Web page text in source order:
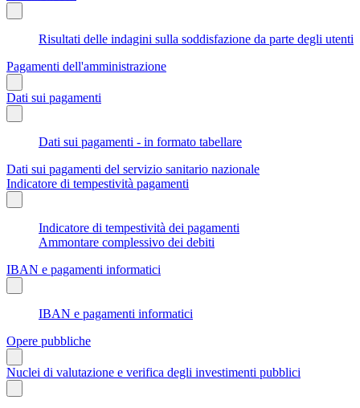
Risultati delle indagini sulla soddisfazione da parte degli utenti
Pagamenti dell'amministrazione
Dati sui pagamenti
Dati sui pagamenti - in formato tabellare
Dati sui pagamenti del servizio sanitario nazionale
Indicatore di tempestività pagamenti
Indicatore di tempestività dei pagamenti
Ammontare complessivo dei debiti
IBAN e pagamenti informatici
IBAN e pagamenti informatici
Opere pubbliche
Nuclei di valutazione e verifica degli investimenti pubblici